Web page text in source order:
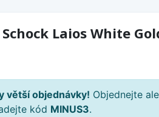
Laios White
větší objednávky! Objednejte
kód MINUS3.